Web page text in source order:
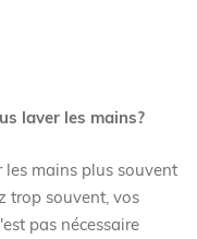
laver les mains?
les mains plus souvent
trop souvent, vos
pas nécessaire